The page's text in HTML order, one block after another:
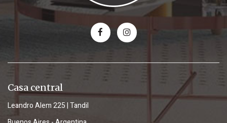
Casa central
Leandro Alem 225 | Tandil